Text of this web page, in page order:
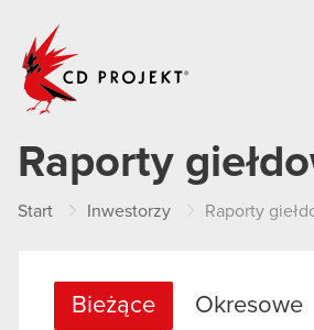
Raporty
Start Inwestorzy Raporty
Bieżące Okresowe